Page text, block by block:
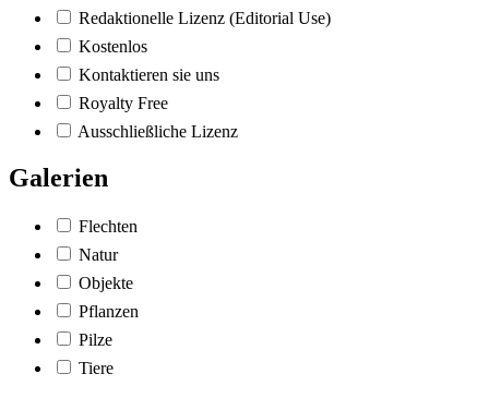
Redaktionelle Lizenz (Editorial Use)
Kostenlos
Kontaktieren sie uns
Royalty Free
Ausschließliche Lizenz
Galerien
Flechten
Natur
Objekte
Pflanzen
Pilze
Tiere